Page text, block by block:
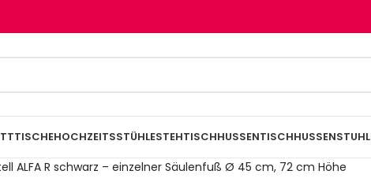
HOCHZEITSSTÜHLESTEHTISCHHUSSENTISCHHUSSEN
ALFA R schwarz – einzelner Säulenfuß Ø 45 cm, 72 cm Höhe